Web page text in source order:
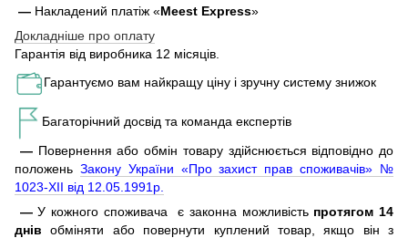
— Накладений платіж «Meest Express»
Докладніше про оплату
Гарантія від виробника 12 місяців.
Гарантуємо вам найкращу ціну і зручну систему знижок
Багаторічний досвід та команда експертів
— Повернення або обмін товару здійснюється відповідно до
положень Закону України «Про захист прав споживачів» №
1023-XII від 12.05.1991р.
—У кожного споживача є законна можливість протягом 14
днів обміняти або повернути куплений товар, якщо він з